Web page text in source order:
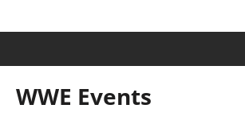
WWE Events